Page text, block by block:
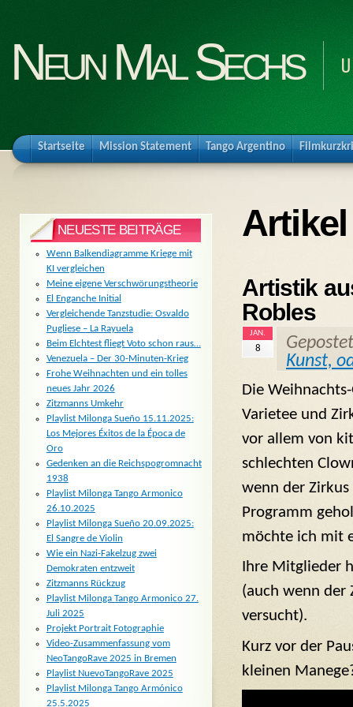
Neun Mal Sechs
Startseite Mission Statement Tango Argentino
Artistik
Robles
JAN.
8
Kunst,
Die
Varietee und
vor allem von
schlechten
wenn der
Programm
möchte ich mit
Ihre Mitglieder
(auch wenn der
versucht).
Kurz vor der
kleinen
NEUESTE BEITRÄGE
Wenn Balkendiagramme Kriege mit
KI vergleichen
Meine eigene Verschwörungstheorie
El Enganche Initial
Vergleichende Tanzstudie: Osvaldo
Pugliese – La Rayuela
Beim Elchtest fliegt Voto schon raus…
Venezuela – Der 30-Minuten-Krieg
Frohe Weihnachten und ein tolles
neues Jahr 2026
Zitzmanns Umkehr
Playlist Milonga Sueño 15.11.2025:
Los Mejores Éxitos de la Época de
Oro
Gedenken an die Reichspogromnacht
1938
Playlist Milonga Tango Armonico
26.10.2025
Playlist Milonga Sueño 20.09.2025:
El Sangre de Violin
Wie ein Nazi-Fakelzug zwei
Demokraten entzweit
Zitzmanns Rückzug
Playlist Milonga Tango Armonico 27.
Juli 2025
Projekt Portrait Fotographie
Video-Zusammenfassung vom
NeoTangoRave 2025 in Bremen
Playlist NuevoTangoRave 2025
Playlist Milonga Tango Armónico
25.5.2025